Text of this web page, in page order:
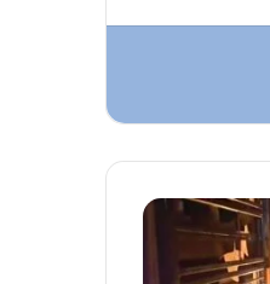
राजिम
दुधकैयां